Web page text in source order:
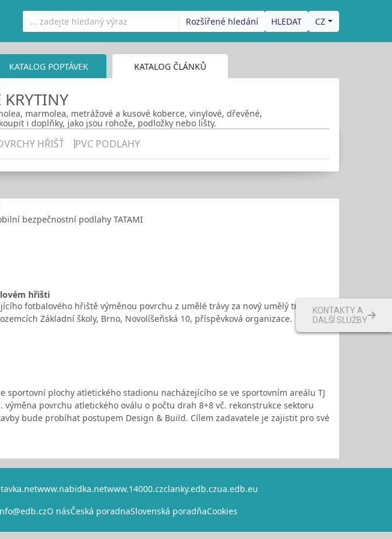
Rozšířené hledání CZ
KATALOG POPTÁVEK KATALOG ČLÁNKŮ
marmolea, metrážové a kusové koberce, vinylové, dřevěné,
i doplňky, jako jsou rohože, podložky nebo lišty.
HŘIŠŤ PVC PODLAHY
bezpečnostní podlahy TATAMI
hřišti
fotbalového hřiště výměnou povrchu z umělé trávy za nový umělý trávník
Základní školy, Brno, Novolíšeňská 10, příspěvková organizace.
sportovní plochy atletického stadionu nacházejícího se ve sportovním areálu TJ
výměna povrchu atletického oválu o počtu drah 8+8 vč. rekonstrukce sektoru
bude probíhat postupem Design & Build. Cílem zadavatele je zajistit pro své
www.nabidka.netwww.14000.czclanky.edb.czua.edb.eu
O násČeská poradnaSlovenská poradňaCookies
KONTAKTY A
DALŠÍ SLUŽBY